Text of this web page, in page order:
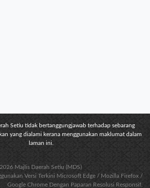
Setiu tidak bertanggungjawab terhadap sebarang
yang dialami kerana menggunakan maklumat dalam
laman ini.
Majlis Daerah Setiu (MDS)
Versi Terkini Microsoft Edge / Mozilla Firefox /
Google Chrome Dengan Paparan Resolusi Responsif.